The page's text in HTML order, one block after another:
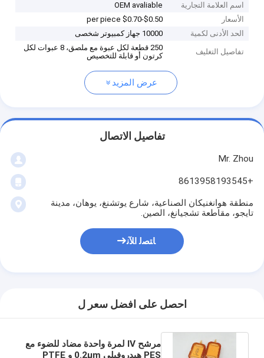
اسم العلامة التجارية
OEM avaliable
الأسعار
$0.50-$0.70 per piece
الحد الأدنى لكمية
10000 جهاز كمبيوتر شخصى
تفاصيل التغليف
250 قطعة لكل عبوة مع ملصق، 8 عبوات لكل
كرتون أو قابلة للتخصيص
عرض المزيد
تفاصيل الاتصال
Mr. Zhou
+8613958193545
منطقة هوانغنيكان الصناعية، شارع يوتشنغ، يوهان، مدينة
تايجو، مقاطعة تشجيانغ، الصين.
ﺎﺘﺼﻟ ﺍﻶﻧ
احصل على افضل سعر ل
مرشح IV لمرة واحدة مضاد للضوء مع
PES هيدروفيلي 0.2μm و PTFE